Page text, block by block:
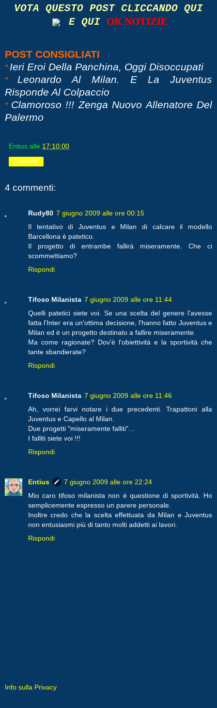
VOTA QUESTO POST CLICCANDO QUI
E QUI
OK NOTIZIE
POST CONSIGLIATI
* Ieri Eroi Della Panchina, Oggi Disoccupati
* Leonardo Al Milan. E La Juventus
Risponde Al Colpaccio
* Clamoroso !!! Zenga Nuovo Allenatore Del
Palermo
Entius alle 17:10:00
Condividi
4 commenti:
Rudy80 7 giugno 2009 alle ore 00:15
Il tentativo di Juventus e Milan di calcare il modello
Barcellona è patetico.
Il progetto di entrambe fallirà miseramente. Che ci
scommettiamo?
Rispondi
Tifoso Milanista 7 giugno 2009 alle ore 11:44
Quelli patetici siete voi. Se una scelta del genere l'avesse
fatta l'Inter era un'ottima decisione, l'hanno fatto Juventus e
Milan ed è un progetto destinato a fallire miseramente.
Ma come ragionate? Dov'è l'obiettività e la sportività che
tante sbandierate?
Rispondi
Tifoso Milanista 7 giugno 2009 alle ore 11:46
Ah, vorrei farvi notare i due precedenti. Trapattoni alla
Juventus e Capello al Milan.
Due progetti "miseramente falliti"...
I falliti siete voi !!!
Rispondi
Entius
7 giugno 2009 alle ore 22:24
Mio caro tifoso milanista non è questione di sportività. Ho
semplicemente espresso un parere personale.
Inoltre credo che la scelta effettuata da Milan e Juventus
non entusiasmi più di tanto molti addetti ai lavori.
Rispondi
Info sulla Privacy